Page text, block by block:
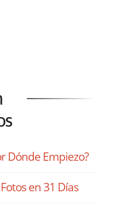
Dónde Empiezo?
en 31 Días